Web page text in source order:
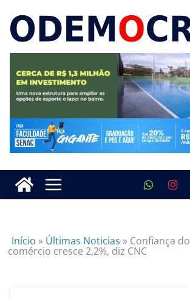
Início » Últimas Noticias » Confiança
comércio cresce 2,2%, diz CNC